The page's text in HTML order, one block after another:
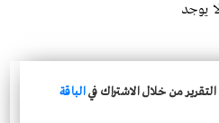
يوجد
من خلال الاشتراك فيالباقة